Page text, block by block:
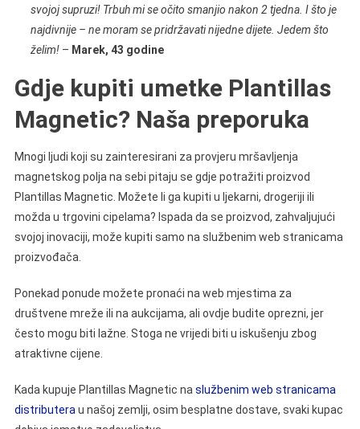
svojoj supruzi! Trbuh mi se očito smanjio nakon 2 tjedna. I što je
najdivnije – ne moram se pridržavati nijedne dijete. Jedem što
želim!– Marek, 43 godine
Gdje kupiti umetke Plantillas
Magnetic? Naša preporuka
Mnogi ljudi koji su zainteresirani za provjeru mršavljenja
magnetskog polja na sebi pitaju se gdje potražiti proizvod
Plantillas Magnetic. Možete li ga kupiti u ljekarni, drogeriji ili
možda u trgovini cipelama? Ispada da se proizvod, zahvaljujući
svojoj inovaciji, može kupiti samo na službenim web stranicama
proizvođača.
Ponekad ponude možete pronaći na web mjestima za
društvene mreže ili na aukcijama, ali ovdje budite oprezni, jer
često mogu biti lažne. Stoga ne vrijedi biti u iskušenju zbog
atraktivne cijene.
Kada kupuje Plantillas Magnetic na službenim web stranicama
distributera u našoj zemlji, osim besplatne dostave, svaki kupac